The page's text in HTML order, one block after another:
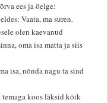
ees ja öelge:
Vaata, ma suren.
olen kaevanud
oma isa matta ja siis
isa, nõnda nagu ta sind
temaga koos läksid kõik